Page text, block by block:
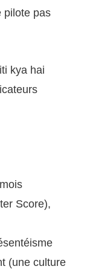
pilote pas
kya hai
Score),
(une culture